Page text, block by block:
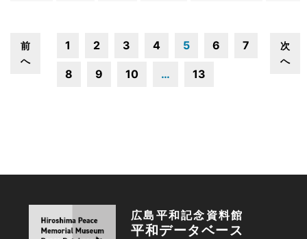
前
へ
1 2 3 4 5 6 7
8 9 10 … 13
次
へ
広島平和記念資料館
平和データベース